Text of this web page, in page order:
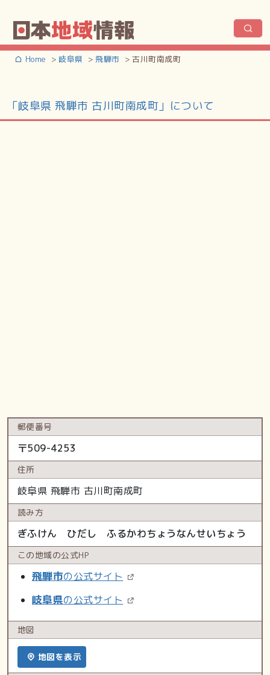
Home 岐阜県 飛騨市 古川町南成町
「岐阜県 飛騨市 古川町南成町」について
郵便番号
〒509-4253
住所
岐阜県 飛騨市 古川町南成町
読み方
ぎふけん ひだし ふるかわちょうなんせいちょう
この地域の公式HP
飛騨市の公式サイト
岐阜県の公式サイト
地図
地図を表示